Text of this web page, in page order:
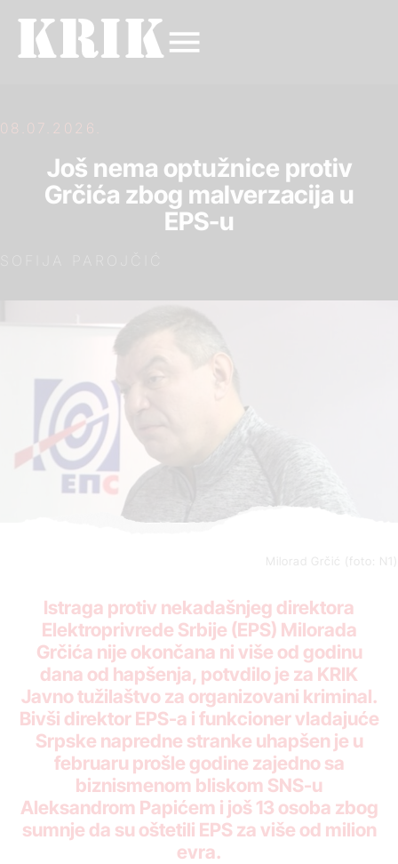
08.07.2026.
Još nema optužnice protiv
Grčića zbog malverzacija u
EPS-u
Milorad Grčić (foto: N1)
Istraga protiv nekadašnjeg direktora
Elektroprivrede Srbije (EPS) Milorada
Grčića nije okončana ni više od godinu
dana od hapšenja, potvdilo je za KRIK
Javno tužilaštvo za organizovani kriminal.
Bivši direktor EPS-a i funkcioner vladajuće
Srpske napredne stranke uhapšen je u
februaru prošle godine zajedno sa
biznismenom bliskom SNS-u
Aleksandrom Papićem i još 13 osoba zbog
sumnje da su oštetili EPS za više od milion
evra.